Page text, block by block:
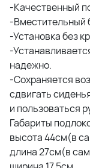
-Качественный
-Вместительный
-Установка без
-
надежно.
-Сохраняется
сдвигать
и пользоваться
Габариты
высота 44см(в
длина 27см(в